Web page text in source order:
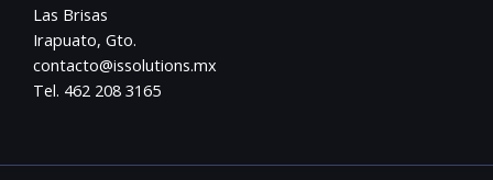
Las Brisas
Irapuato, Gto.
contacto@issolutions.mx
Tel. 462 208 3165